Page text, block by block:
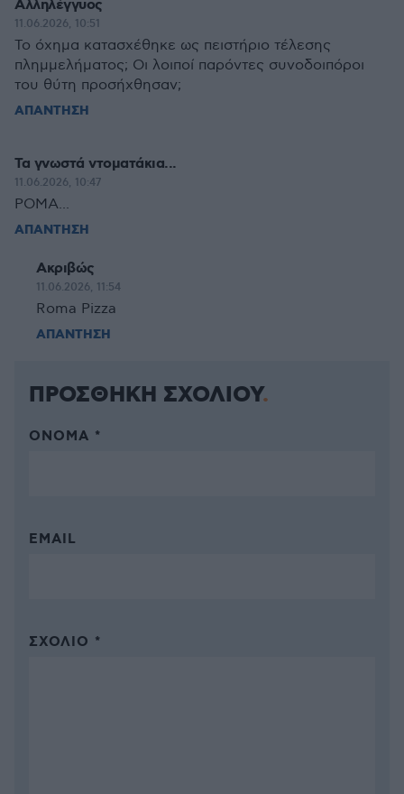
Αλληλέγγυος
11.06.2026, 10:51
Το όχημα κατασχέθηκε ως πειστήριο τέλεσης
πλημμελήματος; Οι λοιποί παρόντες συνοδοιπόροι
του θύτη προσήχθησαν;
ΑΠΑΝΤΗΣΗ
Τα γνωστά ντοματάκια...
11.06.2026, 10:47
ΡΟΜΑ...
ΑΠΑΝΤΗΣΗ
Ακριβώς
11.06.2026, 11:54
Roma Pizza
ΑΠΑΝΤΗΣΗ
ΠΡΟΣΘΗΚΗ ΣΧΟΛΙΟΥ
ΌΝΟΜΑ *
EMAIL
ΣΧΌΛΙΟ *